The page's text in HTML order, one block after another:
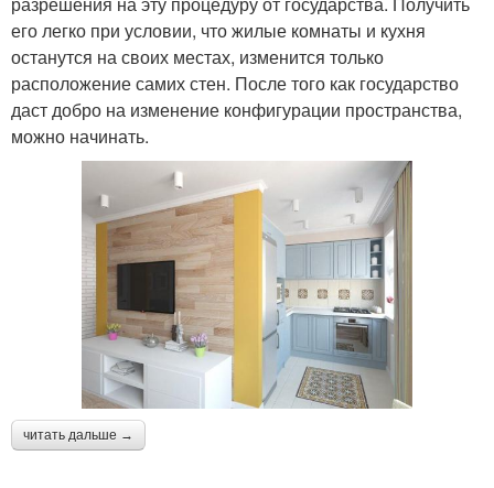
его легко при условии, что жилые комнаты и кухня
останутся на своих местах, изменится только
расположение самих стен. После того как государство
даст добро на изменение конфигурации пространства,
можно начинать.
читать дальше →